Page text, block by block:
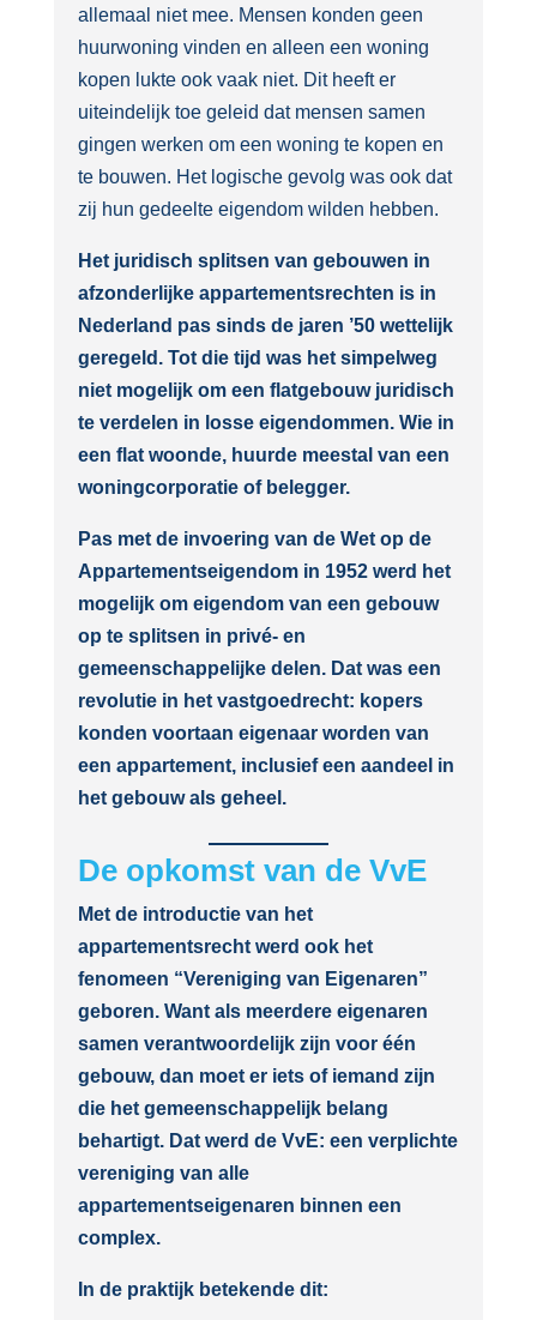
allemaal niet mee. Mensen konden geen
huurwoning vinden en alleen een woning
kopen lukte ook vaak niet. Dit heeft er
uiteindelijk toe geleid dat mensen samen
gingen werken om een woning te kopen en
te bouwen. Het logische gevolg was ook dat
zij hun gedeelte eigendom wilden hebben.
Het juridisch splitsen van gebouwen in
afzonderlijke appartementsrechten is in
Nederland pas sinds de jaren ’50 wettelijk
geregeld. Tot die tijd was het simpelweg
niet mogelijk om een flatgebouw juridisch
te verdelen in losse eigendommen. Wie in
een flat woonde, huurde meestal van een
woningcorporatie of belegger.
Pas met de invoering van de Wet op de
Appartementseigendom in 1952 werd het
mogelijk om eigendom van een gebouw
op te splitsen in privé- en
gemeenschappelijke delen. Dat was een
revolutie in het vastgoedrecht: kopers
konden voortaan eigenaar worden van
een appartement, inclusief een aandeel in
het gebouw als geheel.
De opkomst van de VvE
Met de introductie van het
appartementsrecht werd ook het
fenomeen “Vereniging van Eigenaren”
geboren. Want als meerdere eigenaren
samen verantwoordelijk zijn voor één
gebouw, dan moet er iets of iemand zijn
die het gemeenschappelijk belang
behartigt. Dat werd de VvE: een verplichte
vereniging van alle
appartementseigenaren binnen een
complex.
In de praktijk betekende dit: